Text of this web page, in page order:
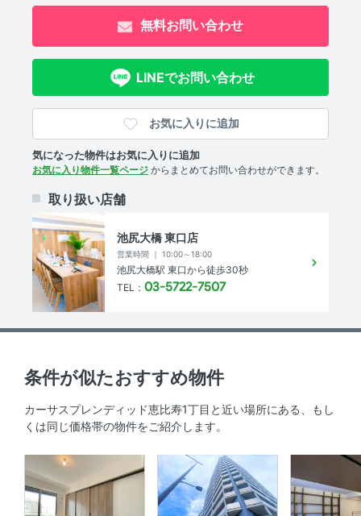
オートロック 、 ＴＶモニタ付きインターホン 、 防犯カメ
室内設備
エアコン 、 室内洗濯機置場
バルコニー 、 全居室フローリング
共用部
エレベーター 、 宅配ボックス
物件概要
敷地内駐車場 無
償却 -円
仲介手数料 賃料1ヶ月分+税
無料お問い合わせ
LINEでお問い合わせ
お気に入りに追加
気になった物件はお気に入りに追加
お気に入り物件一覧ページ からまとめてお問い合わせができます。
取り扱い店舗
池尻大橋 東口店
営業時間 ｜ 10:00～18:00
池尻大橋駅 東口から徒歩30秒
TEL： 03-5722-7507
条件が似たおすすめ物件
カーサスプレンディッド恵比寿1丁目と近い場所にある、もし
くは同じ価格帯の物件をご紹介します。